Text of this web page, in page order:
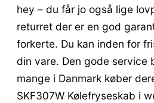
hey – du får jo også lige
returret der er en god
forkerte. Du kan inden for
din vare. Den gode service
mange i Danmark køber
SKF307W Kølefryseskab i